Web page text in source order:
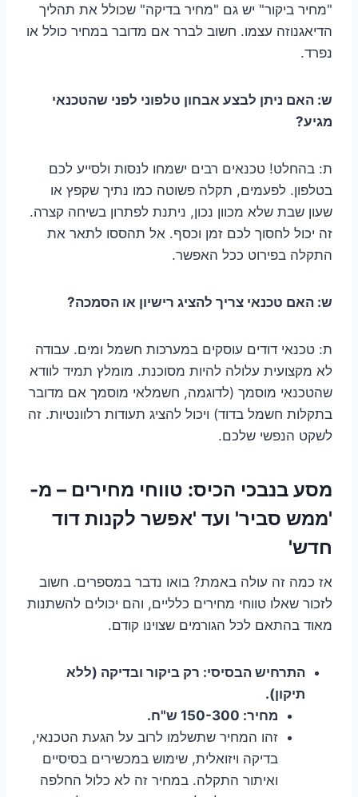
"מחיר ביקור" יש גם "מחיר בדיקה" שכולל את תהליך
הדיאגנוזה עצמו. חשוב לברר אם מדובר במחיר כולל או
נפרד.
ש: האם ניתן לבצע אבחון טלפוני לפני שהטכנאי
מגיע?
ת: בהחלט! טכנאים רבים ישמחו לנסות ולסייע לכם
בטלפון. לפעמים, תקלה פשוטה כמו נתיך שקפץ או
שעון שבת שלא מכוון נכון, ניתנת לפתרון בשיחה קצרה.
זה יכול לחסוך לכם זמן וכסף. אל תהססו לתאר את
התקלה בפירוט ככל האפשר.
ש: האם טכנאי צריך להציג רישיון או הסמכה?
ת: טכנאי דודים עוסקים במערכות חשמל ומים. עבודה
לא מקצועית עלולה להיות מסוכנת. מומלץ תמיד לוודא
שהטכנאי מוסמך (לדוגמה, חשמלאי מוסמך אם מדובר
בתקלות חשמל בדוד) ויכול להציג תעודות רלוונטיות. זה
לשקט הנפשי שלכם.
מסע בנבכי הכיס: טווחי מחירים – מ-
'ממש סביר' ועד 'אפשר לקנות דוד
חדש'
אז כמה זה עולה באמת? בואו נדבר במספרים. חשוב
לזכור שאלו טווחי מחירים כלליים, והם יכולים להשתנות
מאוד בהתאם לכל הגורמים שצוינו קודם.
התרחיש הבסיסי: רק ביקור ובדיקה (ללא
תיקון).
מחיר: 150-300 ש"ח.
זהו המחיר שתשלמו לרוב על הגעת הטכנאי,
בדיקה ויזואלית, שימוש במכשירים בסיסיים
ואיתור התקלה. במחיר זה לא כלול החלפה